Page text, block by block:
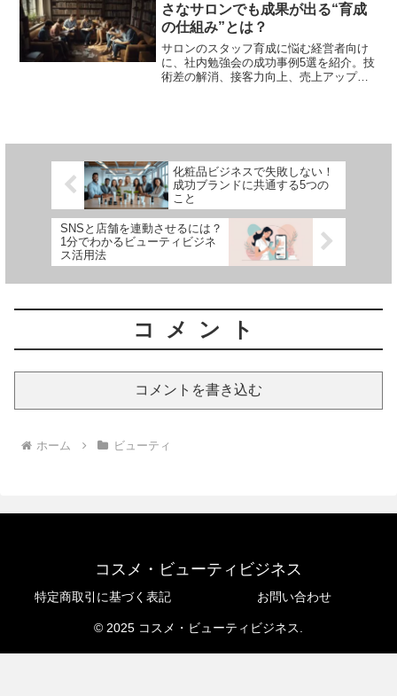
さなサロンでも成果が出る“育成
の仕組み”とは？
サロンのスタッフ育成に悩む経営者向け
に、社内勉強会の成功事例5選を紹介。技
術差の解消、接客力向上、売上アップに
化粧品ビジネスで失敗しない！
成功ブランドに共通する5つの
こと
SNSと店舗を連動させるには？
1分でわかるビューティビジネ
ス活用法
コメント
コメントを書き込む
ホーム ビューティ
コスメ・ビューティビジネス
特定商取引に基づく表記 お問い合わせ
© 2025 コスメ・ビューティビジネス.